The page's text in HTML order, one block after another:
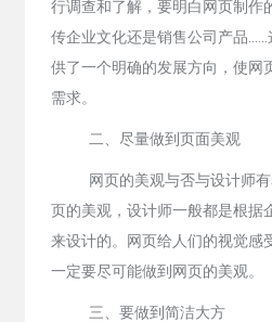
行调查和了解，要明白网页制作
传企业文化还是销售公司产品
供了一个明确的发展方向，使网
需求。
二、尽量做到页面美观
网页的美观与否与设计师
页的美观，设计师一般都是根据
来设计的。网页给人们的视觉感
一定要尽可能做到网页的美观。
三、要做到简洁大方